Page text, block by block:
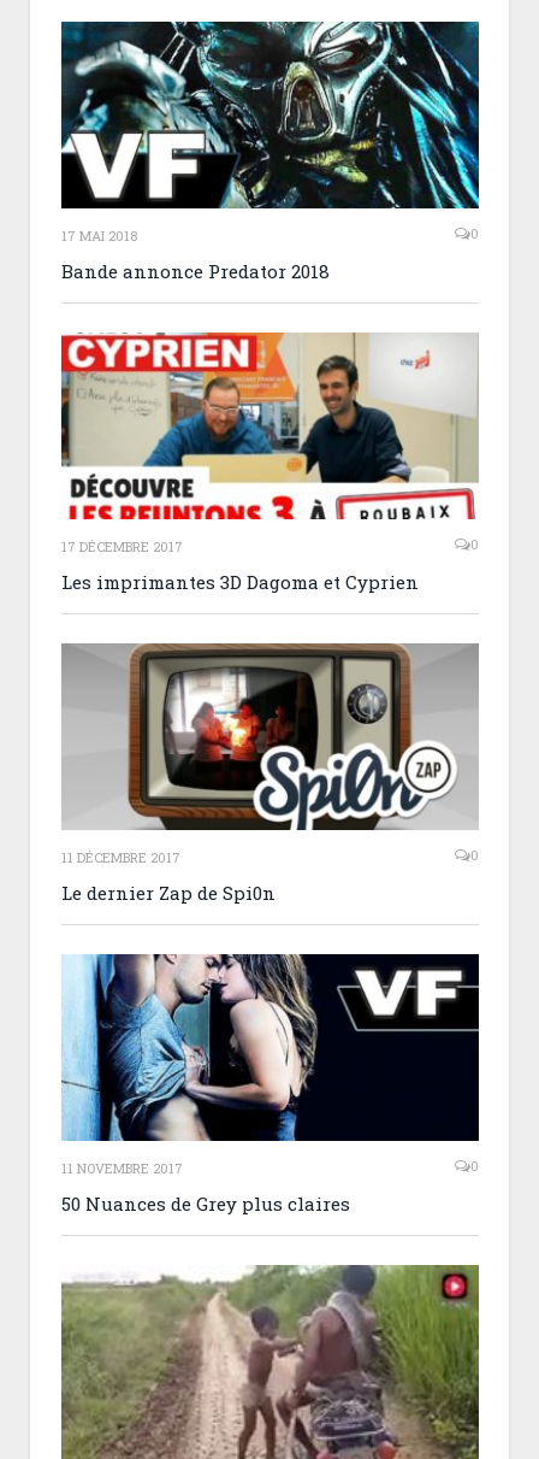
17 MAI 2018 0
Bande annonce Predator 2018
17 DÉCEMBRE 2017 0
Les imprimantes 3D Dagoma et Cyprien
11 DÉCEMBRE 2017 0
Le dernier Zap de Spi0n
11 NOVEMBRE 2017 0
50 Nuances de Grey plus claires